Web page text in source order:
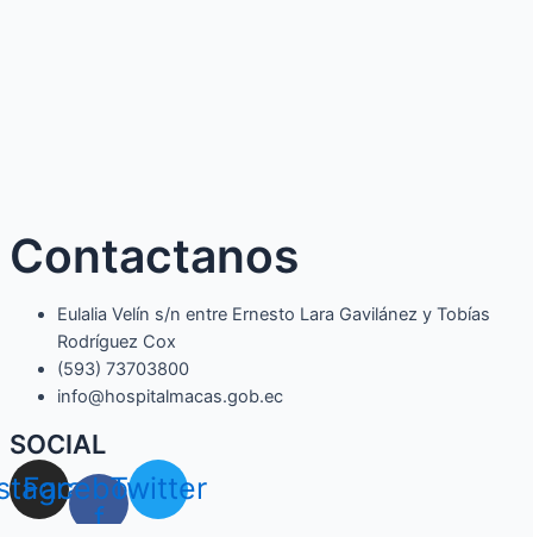
Contactanos
Eulalia Velín s/n entre Ernesto Lara Gavilánez y Tobías
Rodríguez Cox
(593) 73703800​
info@hospitalmacas.gob.ec
SOCIAL
Facebook-
f
Twitter